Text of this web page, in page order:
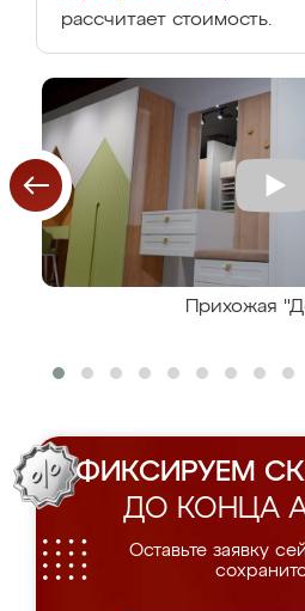
рассчитает стоимость.
Прихожая
ФИКСИРУЕМ
ДО КОНЦА
Оставьте заявку